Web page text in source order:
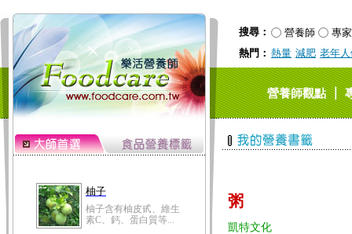
搜尋： 營養師
專家
熱門： 熱量 減肥 老年
營養師觀點｜
有補肺、強筋骨、降...
芡實為睡蓮科一年生水
生草本植物芡的成熟...
桂圓
桂圓的營養成分非一般
高粱米
高粱米別名為蜀黍，為
鯽魚
鯽魚裡所含的營養成分
有蛋白質、脂肪、磷...
粥
凱特文化